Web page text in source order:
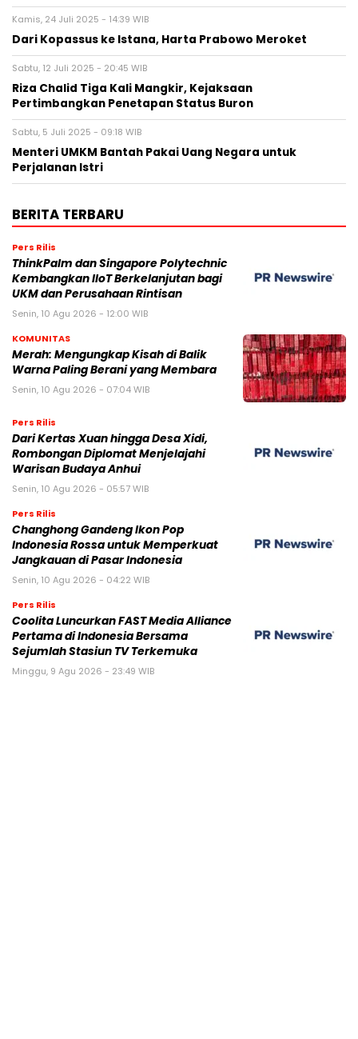
Kamis, 24 Juli 2025 - 14:39 WIB
Dari Kopassus ke Istana, Harta Prabowo Meroket
Sabtu, 12 Juli 2025 - 20:45 WIB
Riza Chalid Tiga Kali Mangkir, Kejaksaan
Pertimbangkan Penetapan Status Buron
Sabtu, 5 Juli 2025 - 09:18 WIB
Menteri UMKM Bantah Pakai Uang Negara untuk
Perjalanan Istri
BERITA TERBARU
Pers Rilis
ThinkPalm dan Singapore Polytechnic
Kembangkan IIoT Berkelanjutan bagi
UKM dan Perusahaan Rintisan
Senin, 10 Agu 2026 - 12:00 WIB
KOMUNITAS
Merah: Mengungkap Kisah di Balik
Warna Paling Berani yang Membara
Senin, 10 Agu 2026 - 07:04 WIB
Pers Rilis
Dari Kertas Xuan hingga Desa Xidi,
Rombongan Diplomat Menjelajahi
Warisan Budaya Anhui
Senin, 10 Agu 2026 - 05:57 WIB
Pers Rilis
Changhong Gandeng Ikon Pop
Indonesia Rossa untuk Memperkuat
Jangkauan di Pasar Indonesia
Senin, 10 Agu 2026 - 04:22 WIB
Pers Rilis
Coolita Luncurkan FAST Media Alliance
Pertama di Indonesia Bersama
Sejumlah Stasiun TV Terkemuka
Minggu, 9 Agu 2026 - 23:49 WIB